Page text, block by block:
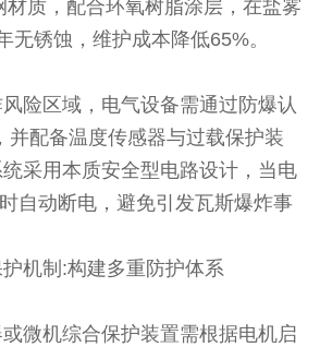
材质，配合环氧树脂涂层，在盐雾
无锈蚀，维护成本降低65%。
险区域，电气设备需通过防爆认
并配备温度传感器与过载保护装
采用本质安全型电路设计，当电
自动断电，避免引发瓦斯爆炸事
机制:构建多重防护体系
微机综合保护装置需根据电机启